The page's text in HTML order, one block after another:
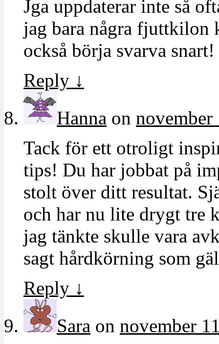
Jga uppdaterar inte så
jag bara några fjuttkilon
också börja svarva snart!
Reply ↓
Hanna on november
Tack för ett otroligt
tips! Du har jobbat på
stolt över ditt resultat.
och har nu lite drygt tre
jag tänkte skulle vara
sagt hårdkörning som
Reply ↓
Sara on november